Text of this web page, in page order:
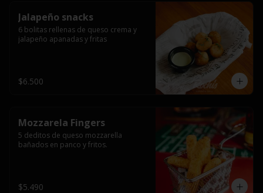
Jalapeño snacks
6 bolitas rellenas de queso crema y
jalapeño apanadas y fritas
$6.500
Mozzarela Fingers
5 deditos de queso mozzarella
bañados en panco y fritos.
$5.490